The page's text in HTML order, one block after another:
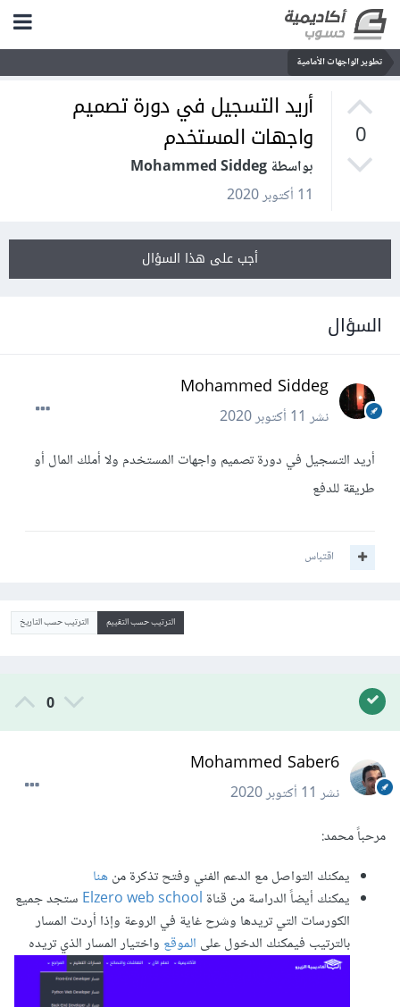
تطوير الواجهات الأمامية
0
أريد التسجيل في دورة تصميم
واجهات المستخدم
بواسطة Mohammed Siddeg
11 أكتوبر 2020
أجب على هذا السؤال
السؤال
Mohammed Siddeg
نشر11 أكتوبر 2020
أريد التسجيل في دورة تصميم واجهات المستخدم ولا أملك المال أو
طريقة للدفع
اقتباس
الترتيب حسب التقييم الترتيب حسب التاريخ
0
Mohammed Saber6
نشر11 أكتوبر 2020
مرحباً محمد:
يمكنك التواصل مع الدعم الفني وفتح تذكرة منهنا
يمكنك أيضاً الدراسة من قناة Elzero web schoolستجد جميع
الكورسات التي تريدها وشرح غاية في الروعة وإذا أردت المسار
بالترتيب فيمكنك الدخول على الموقعواختيار المسار الذي تريده